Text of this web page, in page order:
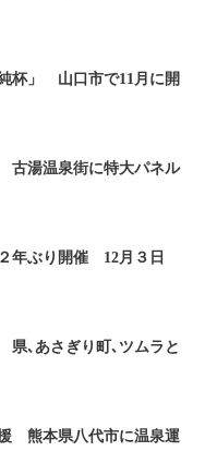
杯」 山口市で11月に開
古湯温泉街に特大パネル
年ぶり開催 12月３日
県､あさぎり町､ツムラと
熊本県八代市に温泉運